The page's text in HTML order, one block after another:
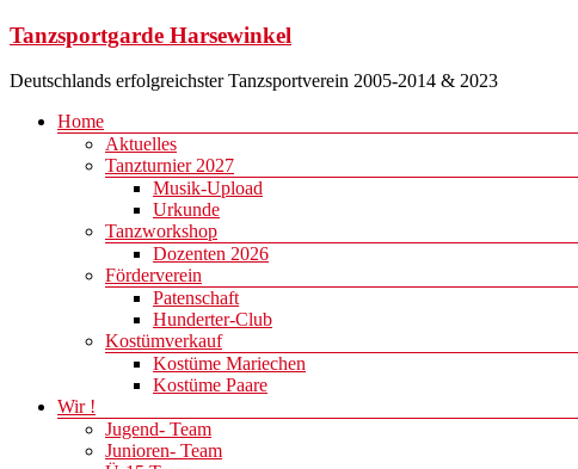
Zum
springen
Tanzsportgarde Harsewinkel
Deutschlands erfolgreichster Tanzsportverein 2005-2014 & 2023
Menü
Home
Aktuelles
Tanzturnier 2027
Musik-Upload
Urkunde
Tanzworkshop
Dozenten 2026
Förderverein
Patenschaft
Hunderter-Club
Kostümverkauf
Kostüme Mariechen
Kostüme Paare
Wir !
Jugend- Team
Junioren- Team